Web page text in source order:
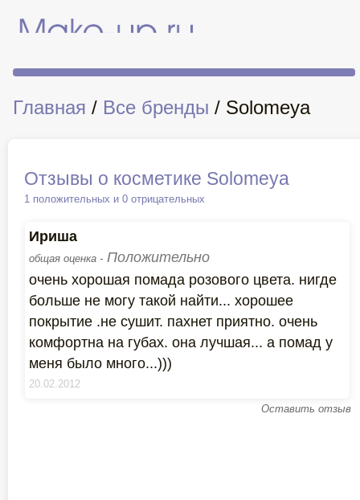
Главная / Все бренды / Solomeya
Отзывы о косметике Solomeya
1 положительных и 0 отрицательных
Ириша
общая оценка - Положительно
очень хорошая помада розового цвета. нигде
больше не могу такой найти... хорошее
покрытие .не сушит. пахнет приятно. очень
комфортна на губах. она лучшая... а помад у
меня было много...)))
20.02.2012
Оставить отзыв